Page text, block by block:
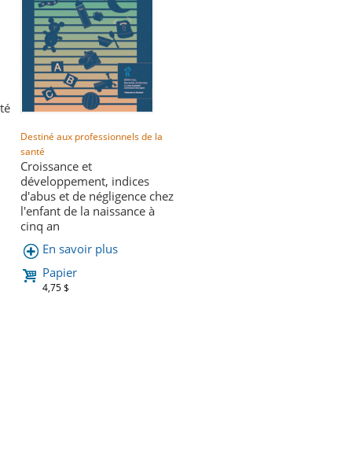
Destiné aux professionnels de la
santé
Croissance et
développement, indices
d'abus et de négligence chez
l'enfant de la naissance à
cinq an
En savoir plus
Papier
4,75 $